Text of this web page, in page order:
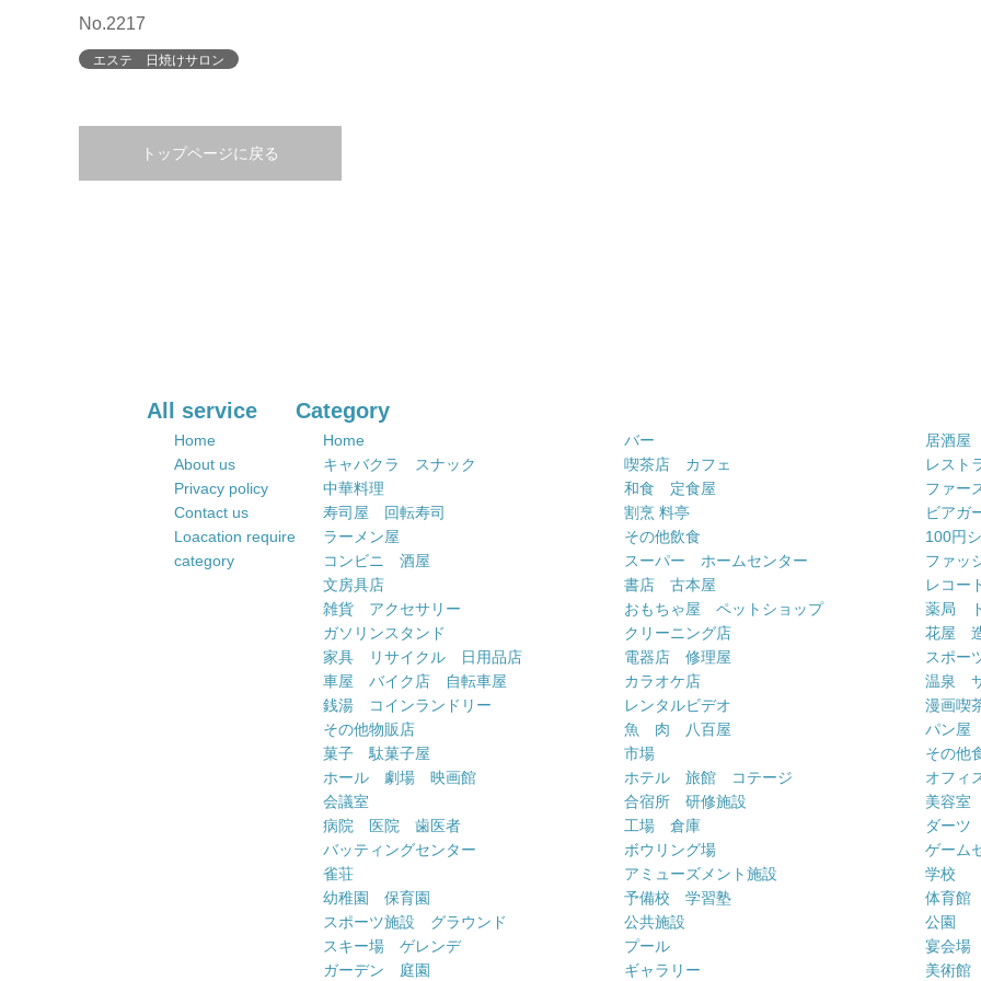
No.2217
エステ 日焼けサロン
トップページに戻る
All service
Home
About us
Privacy policy
Contact us
Loacation require
category
Category
Home バー
居酒屋
キャバクラ スナック
喫茶店 カフェ
レスト
中華料理
和食 定食屋
ファー
寿司屋 回転寿司
割烹 料亭
ビアガ
ラーメン屋
その他飲食
100円
コンビニ 酒屋
スーパー ホームセンター
ファッ
文房具店
書店 古本屋
レコー
雑貨 アクセサリー
おもちゃ屋 ペットショップ
薬局
ガソリンスタンド
クリーニング店
花屋
家具 リサイクル 日用品店
電器店 修理屋
スポー
車屋 バイク店 自転車屋
カラオケ店
温泉
銭湯 コインランドリー
レンタルビデオ
漫画喫
その他物販店
魚 肉 八百屋
パン屋
菓子 駄菓子屋
市場
その他
ホール 劇場 映画館
ホテル 旅館 コテージ
オフィ
会議室
合宿所 研修施設
美容室
病院 医院 歯医者
工場 倉庫
ダーツ
バッティングセンター
ボウリング場
ゲーム
雀荘
アミューズメント施設
学校
幼稚園 保育園
予備校 学習塾
体育館
スポーツ施設 グラウンド
公共施設
公園
スキー場 ゲレンデ
プール
宴会場
ガーデン 庭園
ギャラリー 美術館